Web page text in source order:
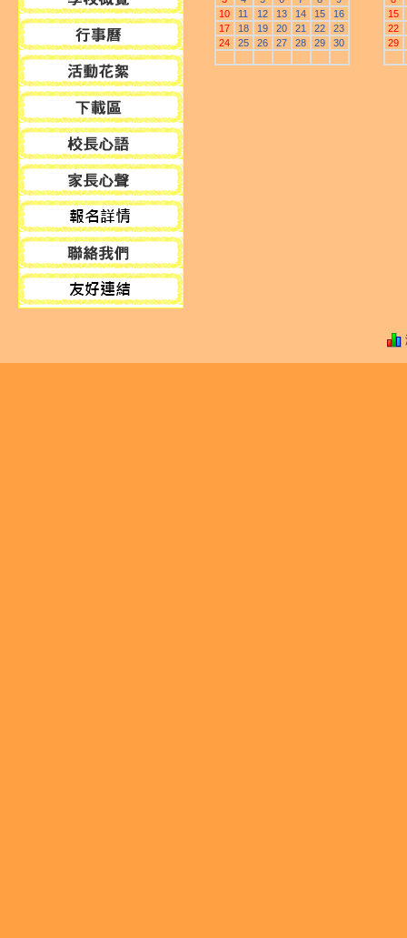
10
11 12 13 14 15
16
17
18 19 20 21 22
23
24
25 26 27 28 29 30
15
22
29